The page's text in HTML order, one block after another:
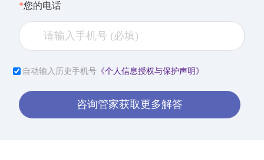
*您的电话
自动输入历史手机号《个人信息授权与保护声明》
咨询管家获取更多解答